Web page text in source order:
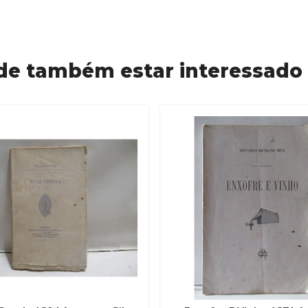
também estar interessado